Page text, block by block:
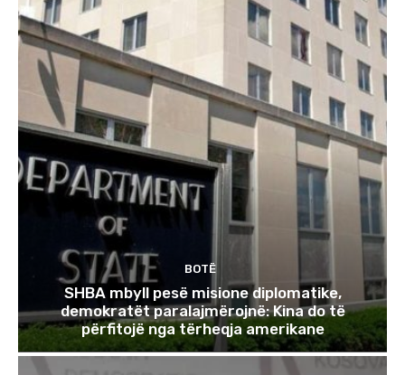
BOTË
SHBA mbyll pesë misione diplomatike,
demokratët paralajmërojnë: Kina do të
përfitojë nga tërheqja amerikane